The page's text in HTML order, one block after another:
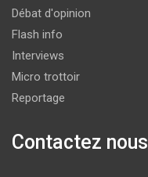
Débat d'opinion
Flash info
Interviews
Micro trottoir
Reportage
Contactez nous